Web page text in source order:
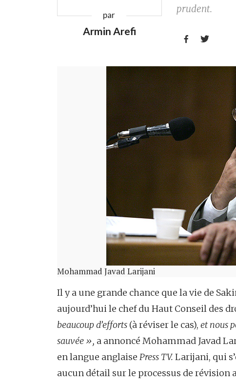
par
Armin Arefi
prudent.
 
Mohammad Javad Larijani
Il y a une grande chance que la vie de
aujourd’hui le chef du Haut Conseil des
beaucoup d’efforts (à réviser le cas), et nous
sauvée », a annoncé Mohammad Javad
en langue anglaise Press TV. Larijani, qui
aucun détail sur le processus de